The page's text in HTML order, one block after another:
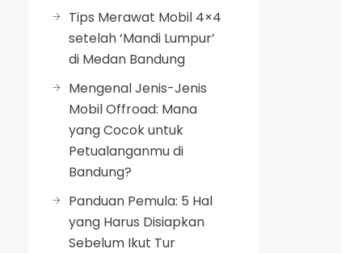
Tips Merawat Mobil 4×4
setelah ‘Mandi Lumpur’
di Medan Bandung
Mengenal Jenis-Jenis
Mobil Offroad: Mana
yang Cocok untuk
Petualanganmu di
Bandung?
Panduan Pemula: 5 Hal
yang Harus Disiapkan
Sebelum Ikut Tur